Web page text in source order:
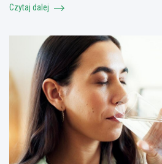
Czytaj dalej